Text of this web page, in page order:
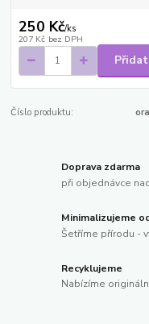
250 Kč/ks
207 Kč bez DPH
Číslo produktu:
Doprava zdarma
při objednávce
Minimalizujeme
Šetříme přírodu -
Recyklujeme
Nabízíme